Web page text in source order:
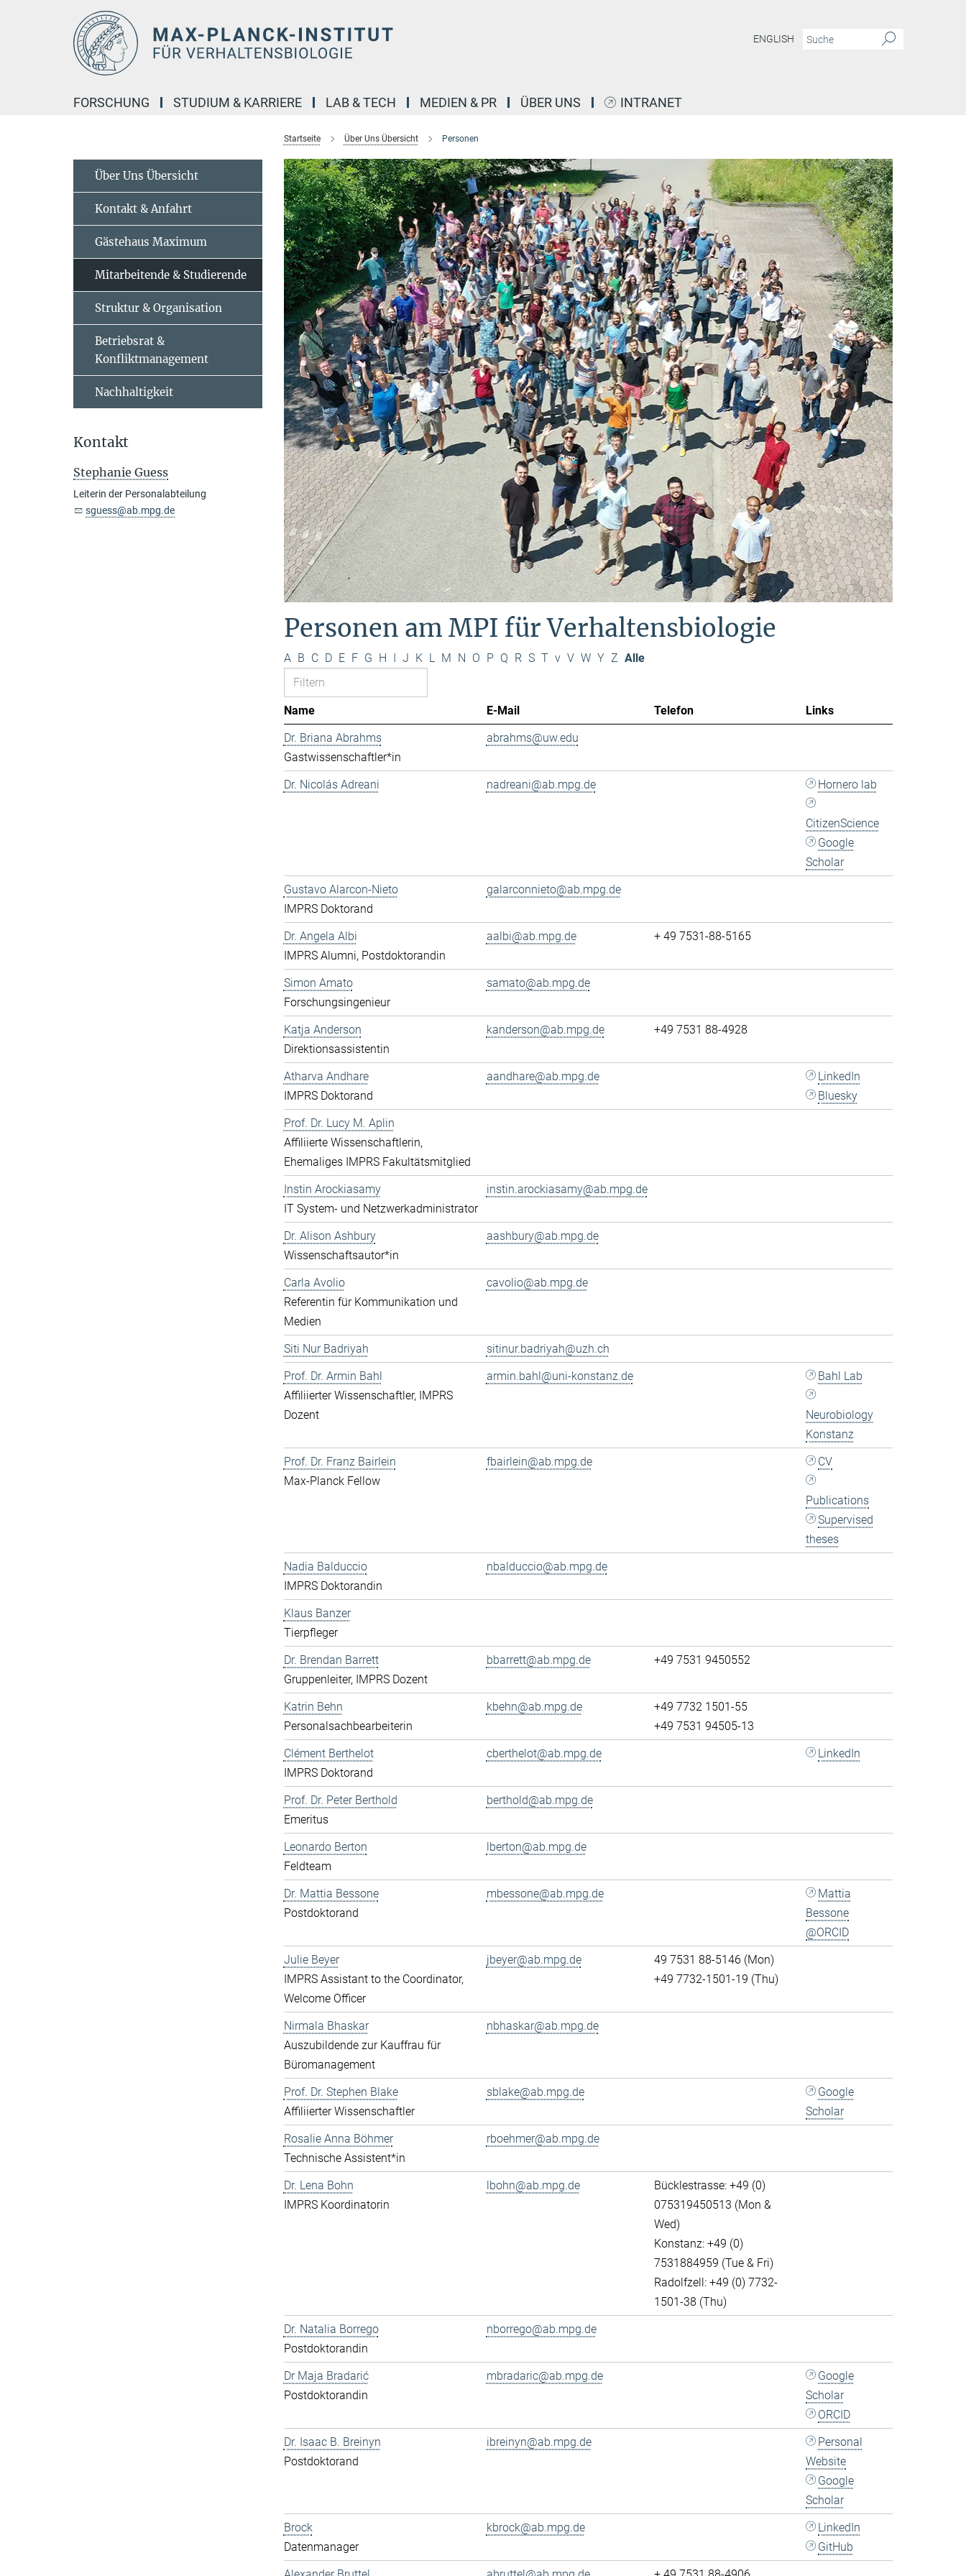
ENGLISH
FORSCHUNG STUDIUM & KARRIERE LAB & TECH MEDIEN & PR ÜBER UNS INTRANET
Startseite Über Uns Übersicht Personen
Personen am MPI für Verhaltensbiologie
A B C D E F G H I J K L M N O P Q R S T v V W Y Z Alle
Name E-Mail Telefon
Links
Dr. Briana Abrahms
Gastwissenschaftler*in
abrahms@uw.edu
Dr. Nicolás Adreani nadreani@ab.mpg.de Hornero lab
CitizenScience
Google
Scholar
Gustavo Alarcon-Nieto
IMPRS Doktorand
galarconnieto@ab.mpg.de
Dr. Angela Albi
IMPRS Alumni, Postdoktorandin
aalbi@ab.mpg.de + 49 7531-88-5165
Simon Amato
Forschungsingenieur
samato@ab.mpg.de
Katja Anderson
Direktionsassistentin
kanderson@ab.mpg.de +49 7531 88-4928
Atharva Andhare
IMPRS Doktorand
aandhare@ab.mpg.de
LinkedIn
Bluesky
Prof. Dr. Lucy M. Aplin
Affiliierte Wissenschaftlerin,
Ehemaliges IMPRS Fakultätsmitglied
Instin Arockiasamy
IT System- und Netzwerkadministrator
instin.arockiasamy@ab.mpg.de
Dr. Alison Ashbury
Wissenschaftsautor*in
aashbury@ab.mpg.de
Carla Avolio
Referentin für Kommunikation und
Medien
cavolio@ab.mpg.de
Siti Nur Badriyah
sitinur.badriyah@uzh.ch
Prof. Dr. Armin Bahl
Affiliierter Wissenschaftler, IMPRS
Dozent
armin.bahl@uni-konstanz.de Bahl Lab
Neurobiology
Konstanz
Prof. Dr. Franz Bairlein
Max-Planck Fellow
fbairlein@ab.mpg.de CV
Publications
Supervised
theses
Nadia Balduccio
IMPRS Doktorandin
nbalduccio@ab.mpg.de
Klaus Banzer
Tierpfleger
Dr. Brendan Barrett
Gruppenleiter, IMPRS Dozent
bbarrett@ab.mpg.de +49 7531 9450552
Katrin Behn
Personalsachbearbeiterin
kbehn@ab.mpg.de
+49 7732 1501-55
+49 7531 94505-13
Clément Berthelot
IMPRS Doktorand
cberthelot@ab.mpg.de LinkedIn
Prof. Dr. Peter Berthold
Emeritus
berthold@ab.mpg.de
Leonardo Berton
Feldteam
lberton@ab.mpg.de
Dr. Mattia Bessone
Postdoktorand
mbessone@ab.mpg.de
Mattia
Bessone
@ORCID
Julie Beyer
IMPRS Assistant to the Coordinator,
Welcome Officer
jbeyer@ab.mpg.de
49 7531 88-5146 (Mon)
+49 7732-1501-19 (Thu)
Nirmala Bhaskar
Auszubildende zur Kauffrau für
Büromanagement
nbhaskar@ab.mpg.de
Prof. Dr. Stephen Blake
Affiliierter Wissenschaftler
sblake@ab.mpg.de
Google
Scholar
Rosalie Anna Böhmer
Technische Assistent*in
rboehmer@ab.mpg.de
Dr. Lena Bohn
IMPRS Koordinatorin
lbohn@ab.mpg.de
Bücklestrasse: +49 (0)
075319450513 (Mon &
Wed)
Konstanz: +49 (0)
7531884959 (Tue & Fri)
Radolfzell: +49 (0) 7732-
1501-38 (Thu)
Dr. Natalia Borrego
Postdoktorandin
nborrego@ab.mpg.de
Dr Maja Bradarić
Postdoktorandin
mbradaric@ab.mpg.de
Google
Scholar
ORCID
Dr. Isaac B. Breinyn
Postdoktorand
ibreinyn@ab.mpg.de
Personal
Website
Google
Scholar
Brock
Datenmanager
kbrock@ab.mpg.de
LinkedIn
GitHub
Über Uns Übersicht
Kontakt & Anfahrt
Gästehaus Maximum
Mitarbeitende & Studierende
Struktur & Organisation
Betriebsrat &
Konfliktmanagement
Nachhaltigkeit
Kontakt
Stephanie Guess
Leiterin der Personalabteilung
sguess@ab.mpg.de